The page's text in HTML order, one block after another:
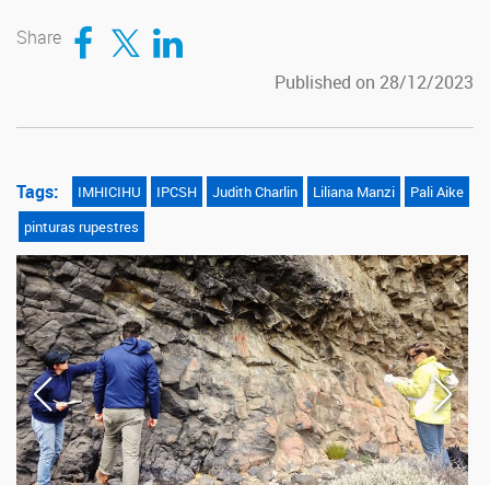
Share Compartir en Facebook
Compartir en TwitterCompartir en LinkedIn
Published on 28/12/2023
Tags: IMHICIHU IPCSH Judith Charlin Liliana Manzi
Pali Aike
pinturas rupestres